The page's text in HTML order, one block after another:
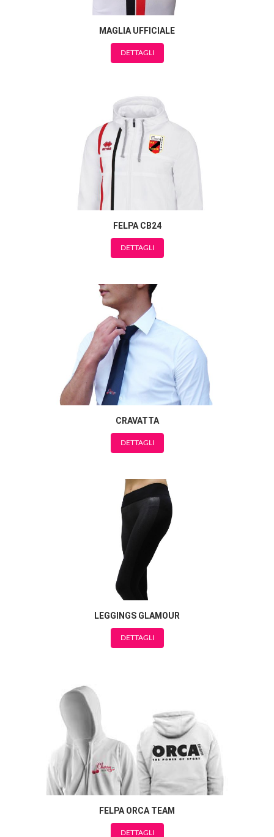
MAGLIA UFFICIALE
DETTAGLI
FELPA CB24
DETTAGLI
CRAVATTA
DETTAGLI
LEGGINGS GLAMOUR
DETTAGLI
FELPA ORCA TEAM
DETTAGLI